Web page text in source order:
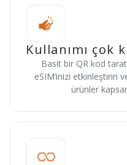
Kullanımı çok
Basit bir QR kod
eSIM’inizi etkinleştirin
ürünler